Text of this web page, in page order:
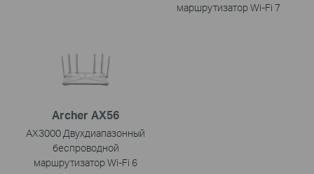
маршрутизатор Wi-Fi 7
Archer AX56
AX3000 Двухдиапазонный
беспроводной
маршрутизатор Wi-Fi 6